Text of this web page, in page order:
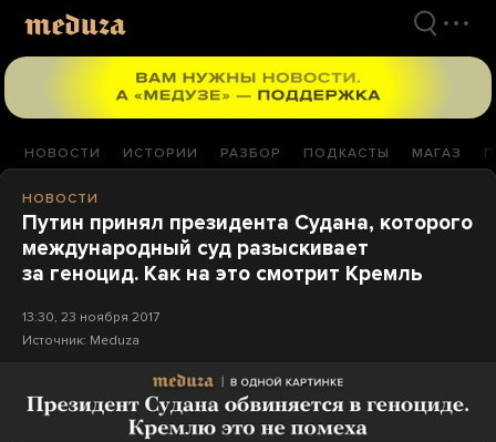
НОВОСТИ ИСТОРИИ РАЗБОР ПОДКАСТЫ МАГАЗ
НОВОСТИ
Путин принял президента Судана, которого
международный суд разыскивает
за геноцид. Как на это смотрит Кремль
13:30, 23 ноября 2017
Источник: Meduza